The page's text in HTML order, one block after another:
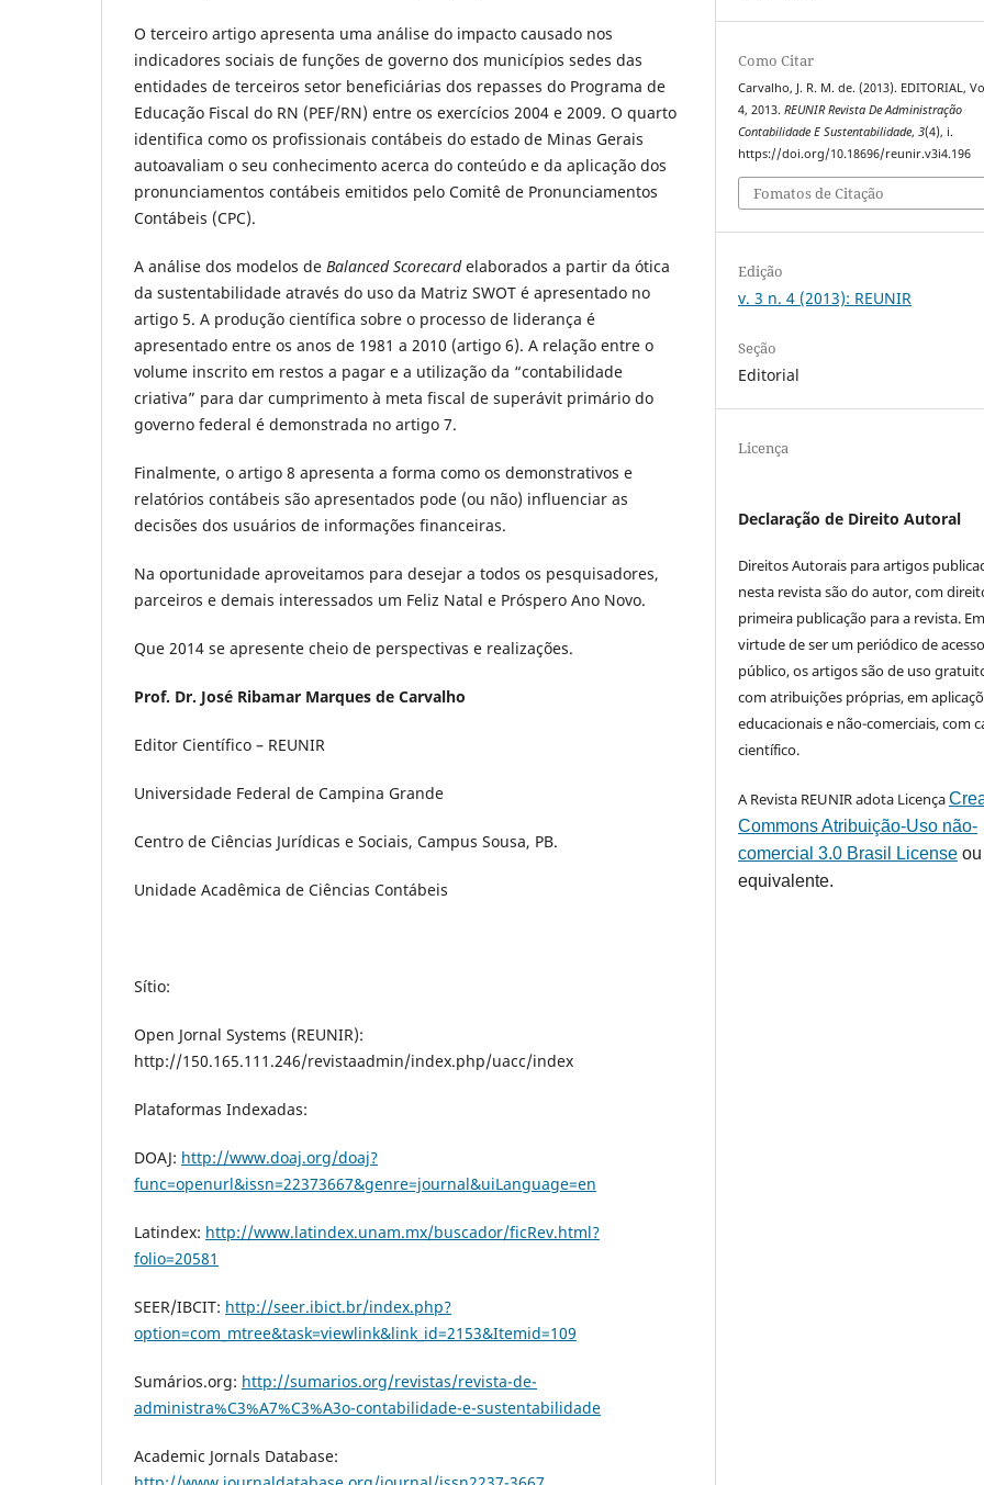
O terceiro artigo apresenta uma análise do impacto causado nos
indicadores sociais de funções de governo dos municípios sedes das
entidades de terceiros setor beneficiárias dos repasses do Programa de
Educação Fiscal do RN (PEF/RN) entre os exercícios 2004 e 2009. O quarto
identifica como os profissionais contábeis do estado de Minas Gerais
autoavaliam o seu conhecimento acerca do conteúdo e da aplicação dos
pronunciamentos contábeis emitidos pelo Comitê de Pronunciamentos
Contábeis (CPC).
A análise dos modelos de Balanced Scorecardelaborados a partir da ótica
da sustentabilidade através do uso da Matriz SWOT é apresentado no
artigo 5. A produção científica sobre o processo de liderança é
apresentado entre os anos de 1981 a 2010 (artigo 6). A relação entre o
volume inscrito em restos a pagar e a utilização da “contabilidade
criativa” para dar cumprimento à meta fiscal de superávit primário do
governo federal é demonstrada no artigo 7.
Finalmente, o artigo 8 apresenta a forma como os demonstrativos e
relatórios contábeis são apresentados pode (ou não) influenciar as
decisões dos usuários de informações financeiras.
Na oportunidade aproveitamos para desejar a todos os pesquisadores,
parceiros e demais interessados um Feliz Natal e Próspero Ano Novo.
Que 2014 se apresente cheio de perspectivas e realizações.
Prof. Dr. José Ribamar Marques de Carvalho
Editor Científico – REUNIR
Universidade Federal de Campina Grande
Centro de Ciências Jurídicas e Sociais, Campus Sousa, PB.
Unidade Acadêmica de Ciências Contábeis
Sítio:
Open Jornal Systems (REUNIR):
http://150.165.111.246/revistaadmin/index.php/uacc/index
Plataformas Indexadas:
DOAJ: http://www.doaj.org/doaj?
func=openurl&issn=22373667&genre=journal&uiLanguage=en
Latindex: http://www.latindex.unam.mx/buscador/ficRev.html?
folio=20581
SEER/IBCIT: http://seer.ibict.br/index.php?
option=com_mtree&task=viewlink&link_id=2153&Itemid=109
Sumários.org: http://sumarios.org/revistas/revista-de-
administra%C3%A7%C3%A3o-contabilidade-e-sustentabilidade
Academic Jornals Database:
Como Citar
Carvalho, J. R. M. de. (2013). EDITORIAL,
4, 2013.REUNIR Revista De Administração
Contabilidade E Sustentabilidade,3(4), i.
https://doi.org/10.18696/reunir.v3i4.196
Fomatos de Citação
Edição
v. 3 n. 4 (2013): REUNIR
Seção
Editorial
Licença
Declaração de Direito Autoral
Direitos Autorais para artigos
nesta revista são do autor, com
primeira publicação para a revista. Em
virtude de ser um periódico de acesso
público, os artigos são de uso
com atribuições próprias, em
educacionais e não-comerciais, com
científico.
A Revista REUNIR adota Licença
Commons Atribuição-Uso não-
comercial 3.0 Brasil License
equivalente.